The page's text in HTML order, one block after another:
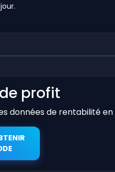
profit
données de rentabilité en